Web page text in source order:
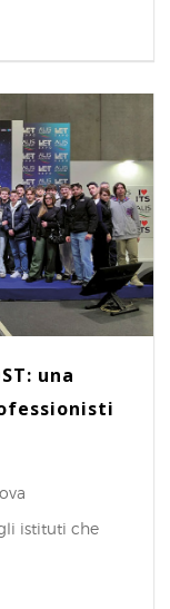
una
istituti che